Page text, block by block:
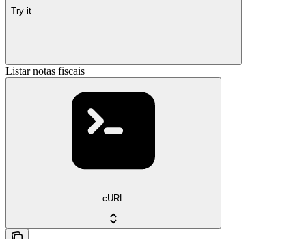
Try it
Listar notas fiscais
cURL